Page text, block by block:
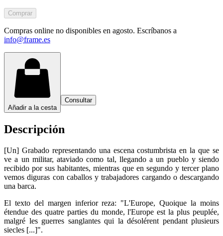
Comprar
Compras online no disponibles en agosto. Escríbanos a
info@frame.es
Añadir a la cesta
Consultar
Descripción
[Un] Grabado representando una escena costumbrista en la que se
ve a un militar, ataviado como tal, llegando a un pueblo y siendo
recibido por sus habitantes, mientras que en segundo y tercer plano
vemos diguras con caballos y trabajadores cargando o descargando
una barca.
El texto del margen inferior reza: "L'Europe, Quoique la moins
étendue des quatre parties du monde, l'Europe est la plus peuplée,
malgré les guerres sanglantes qui la désolérent pendant plusieurs
siecles [...]".